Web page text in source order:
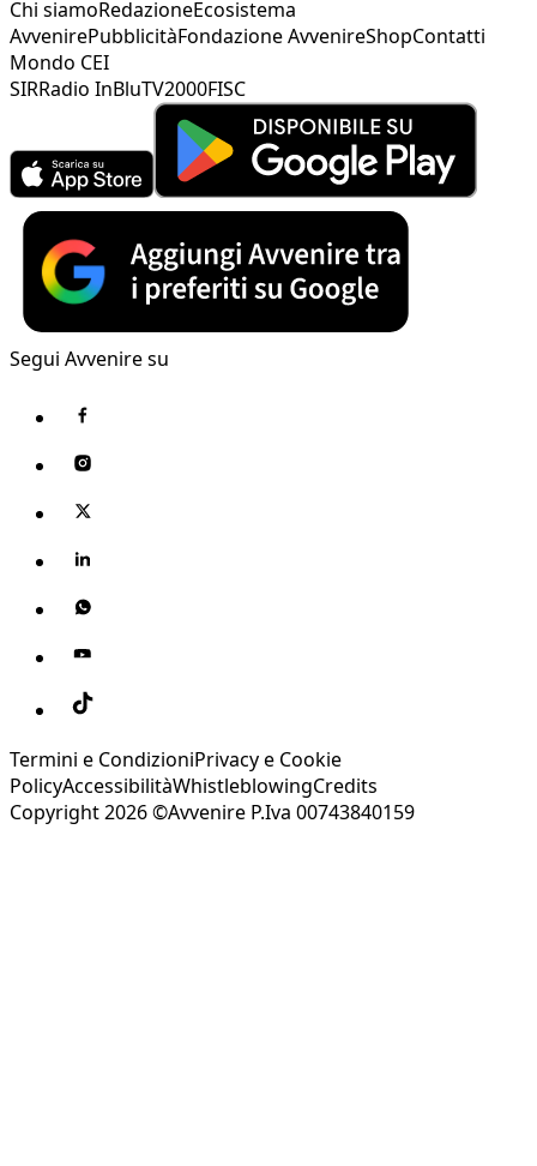
Chi siamoRedazioneEcosistema
AvvenirePubblicitàFondazione AvvenireShopContatti
Mondo CEI
SIRRadio InBluTV2000FISC
Segui Avvenire su
Termini e CondizioniPrivacy e Cookie
PolicyAccessibilitàWhistleblowingCredits
Copyright 2026 ©Avvenire P.Iva 00743840159